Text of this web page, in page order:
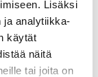
Lisäksi
ja analytiikka-
käytät
näitä
tai joita on